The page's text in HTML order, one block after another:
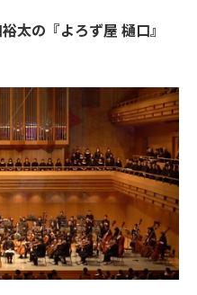
太の『よろず屋 樋口』